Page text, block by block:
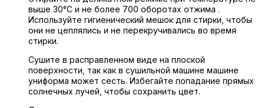
выше 30°C и не более 700 оборотах отжима .
Используйте гигиенический мешок для стирки, чтобы
они не цеплялись и не перекручивались во время
стирки.
Сушите в расправленном виде на плоской
поверхности, так как в сушильной машине машине
униформа может сесть. Избегайте попадание прямых
солнечных лучей, чтобы сохранить цвет.